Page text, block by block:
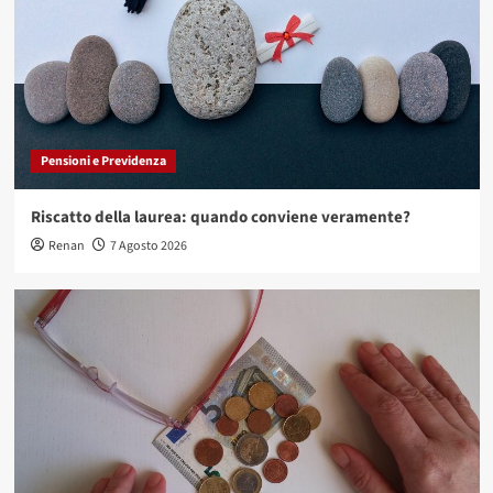
Fondo pensione a 30, 40 e 50 anni: simulazioni e
differenze
5
Pensioni e Previdenza
Deduzione fiscale del fondo pensione: come
funziona con esempi
1
Pensioni e Previdenza
Quanto prenderò di pensione? Come fare una
stima realistica
Pensioni e Previdenza
Pensioni e Previdenza
Riscatto della laurea: quando conviene veramente?
Renan 7 Agosto 2026